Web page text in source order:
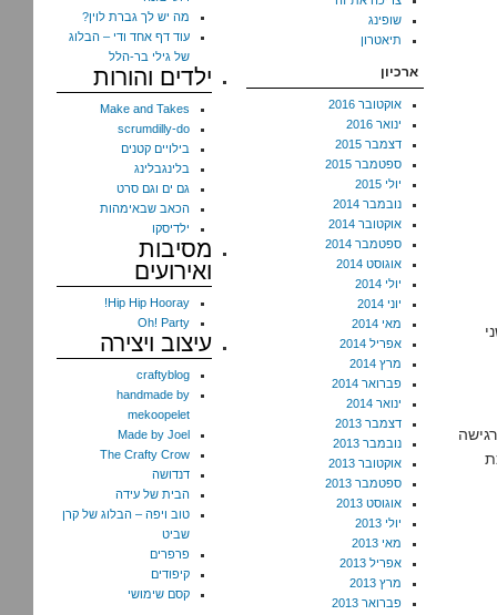
שופינג
תיאטרון
ארכיון
אוקטובר 2016
ינואר 2016
דצמבר 2015
ספטמבר 2015
יולי 2015
נובמבר 2014
אוקטובר 2014
ספטמבר 2014
אוגוסט 2014
יולי 2014
יוני 2014
מאי 2014
אפריל 2014
מרץ 2014
פברואר 2014
ינואר 2014
דצמבר 2013
נובמבר 2013
אוקטובר 2013
ספטמבר 2013
אוגוסט 2013
יולי 2013
מאי 2013
אפריל 2013
מרץ 2013
פברואר 2013
מה יש לך גברת לוין?
עוד דף אחד ודי – הבלוג
של גילי בר-הלל
ילדים והורות
Make and Takes
scrumdilly-do
בילויים קטנים
בלינגבלינג
גם ים וגם סרט
הכאב שבאימהות
ילדיסקו
מסיבות
ואירועים
Hip Hip Hooray!
Oh! Party
עיצוב ויצירה
craftyblog
handmade by
mekoopelet
Made by Joel
The Crafty Crow
דנדושה
הבית של עידה
טוב ויפה – הבלוג של קרן
שביט
פרפרים
קיפודים
קסם שימושי